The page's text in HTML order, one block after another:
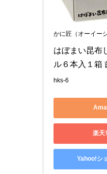
かに匠（オーイー
はぼまい昆布
ル６本入１箱
hks-6
楽天
Yahoo!シ